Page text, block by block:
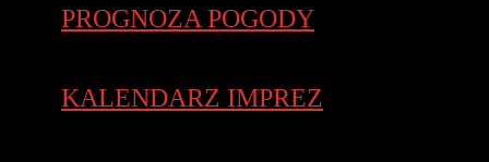
PROGNOZA POGODY
KALENDARZ IMPREZ